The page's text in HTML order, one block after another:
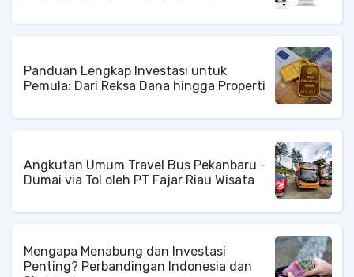
Panduan Lengkap Investasi untuk
Pemula: Dari Reksa Dana hingga Properti
Angkutan Umum Travel Bus Pekanbaru -
Dumai via Tol oleh PT Fajar Riau Wisata
Mengapa Menabung dan Investasi
Penting? Perbandingan Indonesia dan